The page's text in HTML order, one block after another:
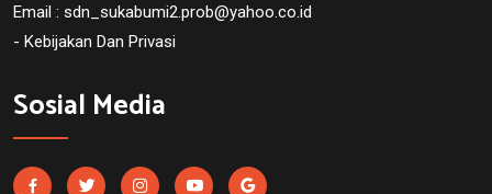
Email : sdn_sukabumi2.prob@yahoo.co.id
- Kebijakan Dan Privasi
Sosial Media